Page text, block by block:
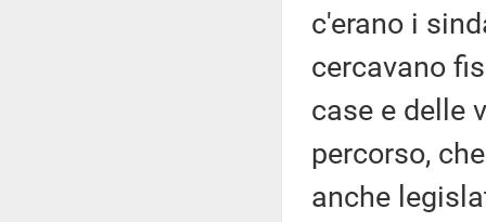
c'erano i
cercavano
case e delle
percorso,
anche